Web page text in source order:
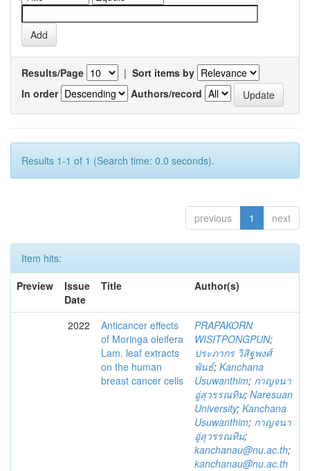
Results/Page | Sort items by
In order
Authors/record
Results 1-1 of 1 (Search time: 0.0 seconds).
previous 1 next
Item hits:
Preview
Issue
Date
Title Author(s)
2022
Anticancer effects
of Moringa oleifera
Lam. leaf extracts
on the human
breast cancer cells
PRAPAKORN
WISITPONGPUN;
ประภากร วิสิฐพงศ์
พันธ์; Kanchana
Usuwanthim; กาญจนา
อู่สุวรรณทิม; Naresuan
University; Kanchana
Usuwanthim; กาญจนา
อู่สุวรรณทิม;
kanchanau@nu.ac.th;
kanchanau@nu.ac.th